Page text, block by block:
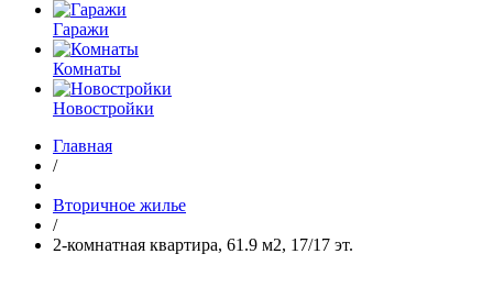
Гаражи
Комнаты
Новостройки
Главная
/
Вторичное жилье
/
2-комнатная квартира, 61.9 м2, 17/17 эт.